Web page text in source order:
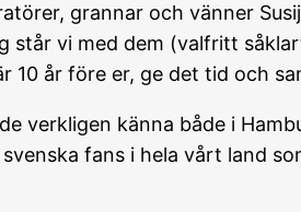
grannar och vänner
står vi med dem (valfritt
år före er, ge det tid och
verkligen känna både i
fans i hela vårt land